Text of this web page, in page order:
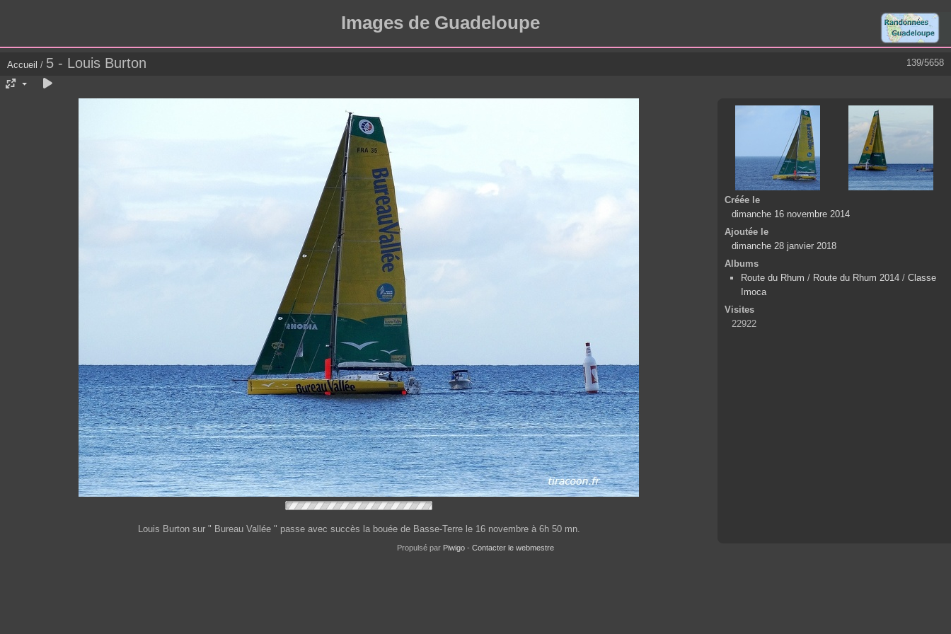
Images de Guadeloupe
139/5658
Accueil / 5 - Louis Burton
Louis Burton sur " Bureau Vallée " passe avec succès la bouée de Basse-Terre le 16 novembre à 6h 50 mn.
Créée le
dimanche 16 novembre 2014
Ajoutée le
dimanche 28 janvier 2018
Albums
Route du Rhum / Route du Rhum 2014 / Classe
Imoca
Visites
22922
Propulsé par Piwigo - Contacter le webmestre